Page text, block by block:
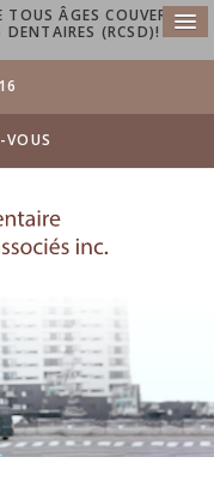
ÂGES COUVERTS
(RCSD)!
VOUS